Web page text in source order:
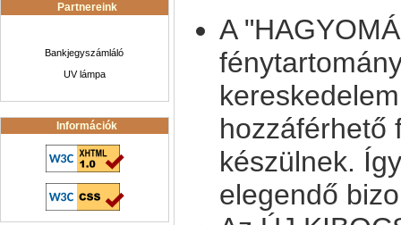
Partnereink
Bankjegyszámláló
UV lámpa
Információk
A
hozzáférhető
készülnek.
elegendő